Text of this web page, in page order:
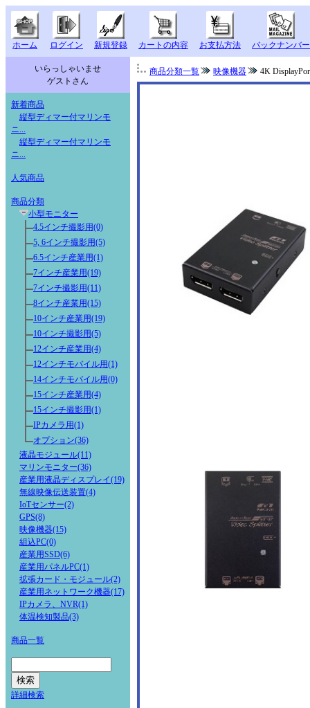
ホーム ログイン 新規登録 カートの内容 お支払方法 バックナンバー
いらっしゃいませ
ゲストさん
新着商品
縦型ディマー付マリンモ
ニ...
縦型ディマー付マリンモ
ニ...
人気商品
商品分類
小型モニター
4.5インチ撮影用(0)
5, 6インチ撮影用(5)
6.5インチ産業用(1)
7インチ産業用(19)
7インチ撮影用(11)
8インチ産業用(15)
10インチ産業用(19)
10インチ撮影用(5)
12インチ産業用(4)
12インチモバイル用(1)
14インチモバイル用(0)
15インチ産業用(4)
15インチ撮影用(1)
IPカメラ用(1)
オプション(36)
液晶モジュール(11)
マリンモニター(36)
産業用液晶ディスプレイ(19)
無線映像伝送装置(4)
IoTセンサー(2)
GPS(8)
映像機器(15)
組込PC(0)
産業用SSD(6)
産業用パネルPC(1)
拡張カード・モジュール(2)
産業用ネットワーク機器(17)
IPカメラ、NVR(1)
体温検知製品(3)
商品一覧
詳細検索
商品分類一覧 映像機器 4K